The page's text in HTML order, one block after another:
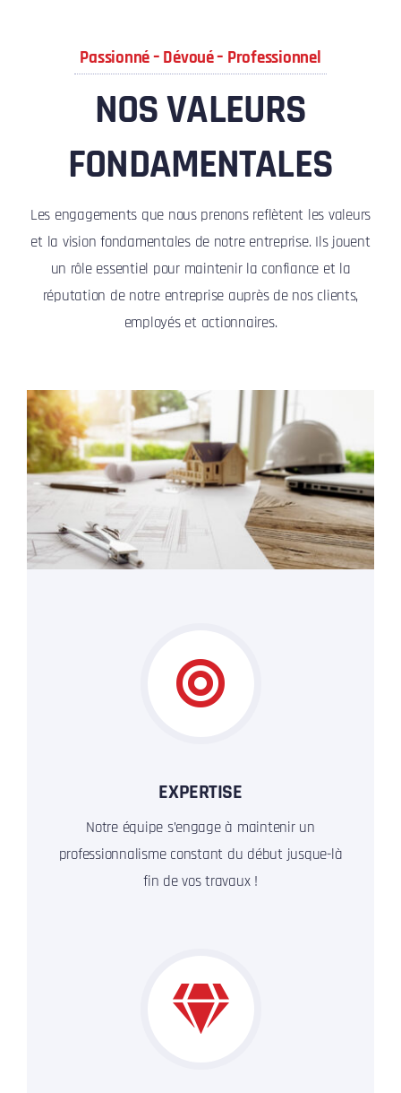
Passionné – Dévoué – Professionnel
NOS VALEURS
FONDAMENTALES
Les engagements que nous prenons reflètent les valeurs
et la vision fondamentales de notre entreprise. Ils jouent
un rôle essentiel pour maintenir la confiance et la
réputation de notre entreprise auprès de nos clients,
employés et actionnaires.
EXPERTISE
Notre équipe s’engage à maintenir un
professionnalisme constant du début jusque-là
fin de vos travaux !